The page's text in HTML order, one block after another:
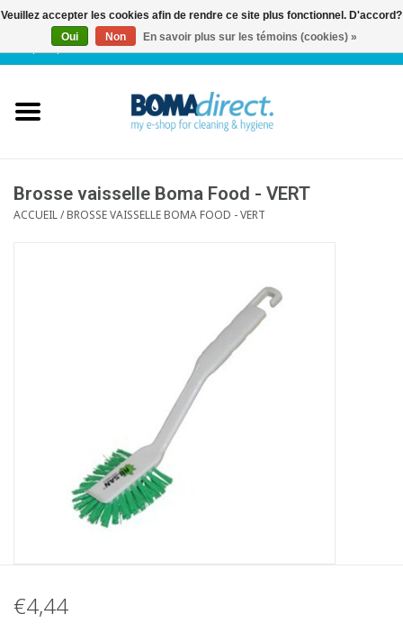
FR| 0 Articles
Service client
Brosse vaisselle Boma Food - VERT
ACCUEIL/BROSSE VAISSELLE BOMA FOOD - VERT
€4,44
Veuillez accepter les cookies afin de rendre ce site plus fonctionnel. D'accord?
Oui
Non En savoir plus sur les témoins (cookies) »